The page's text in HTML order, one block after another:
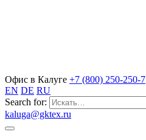
Офис в Калуге +7 (800) 250-250-7
EN DE RU
Search for:
kaluga@gktex.ru